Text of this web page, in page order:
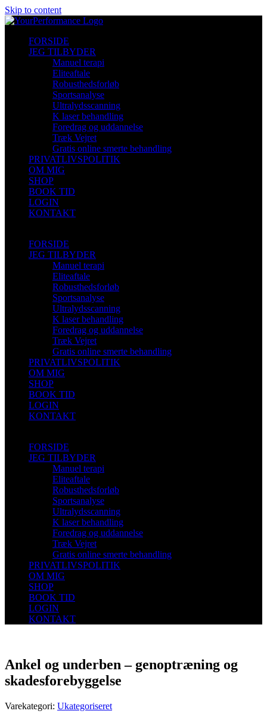
Skip to content
FORSIDE
JEG TILBYDER
Manuel terapi
Eliteaftale
Robusthedsforløb
Sportsanalyse
Ultralydsscanning
K laser behandling
Foredrag og uddannelse
Træk Vejret
Gratis online smerte behandling
PRIVATLIVSPOLITIK
OM MIG
SHOP
BOOK TID
LOGIN
KONTAKT
FORSIDE
JEG TILBYDER
Manuel terapi
Eliteaftale
Robusthedsforløb
Sportsanalyse
Ultralydsscanning
K laser behandling
Foredrag og uddannelse
Træk Vejret
Gratis online smerte behandling
PRIVATLIVSPOLITIK
OM MIG
SHOP
BOOK TID
LOGIN
KONTAKT
FORSIDE
JEG TILBYDER
Manuel terapi
Eliteaftale
Robusthedsforløb
Sportsanalyse
Ultralydsscanning
K laser behandling
Foredrag og uddannelse
Træk Vejret
Gratis online smerte behandling
PRIVATLIVSPOLITIK
OM MIG
SHOP
BOOK TID
LOGIN
KONTAKT
Ankel og underben – genoptræning og
skadesforebyggelse
Varekategori: Ukategoriseret